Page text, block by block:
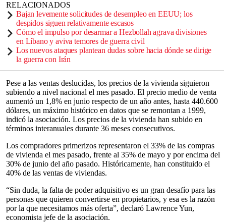
RELACIONADOS
Bajan levemente solicitudes de desempleo en EEUU; los
despidos siguen relativamente escasos
Cómo el impulso por desarmar a Hezbollah agrava divisiones
en Líbano y aviva temores de guerra civil
Los nuevos ataques plantean dudas sobre hacia dónde se dirige
la guerra con Irán
Pese a las ventas deslucidas, los precios de la vivienda siguieron
subiendo a nivel nacional el mes pasado. El precio medio de venta
aumentó un 1,8% en junio respecto de un año antes, hasta 440.600
dólares, un máximo histórico en datos que se remontan a 1999,
indicó la asociación. Los precios de la vivienda han subido en
términos interanuales durante 36 meses consecutivos.
Los compradores primerizos representaron el 33% de las compras
de vivienda el mes pasado, frente al 35% de mayo y por encima del
30% de junio del año pasado. Históricamente, han constituido el
40% de las ventas de viviendas.
“Sin duda, la falta de poder adquisitivo es un gran desafío para las
personas que quieren convertirse en propietarios, y esa es la razón
por la que necesitamos más oferta”, declaró Lawrence Yun,
economista jefe de la asociación.